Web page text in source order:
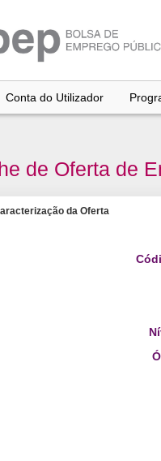
Conta do Utilizador
de Oferta de
da Oferta